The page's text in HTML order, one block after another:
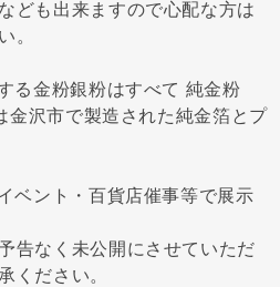
ども出来ますので心配な方は
。
る金粉銀粉はすべて 純金粉
沢市で製造された純金箔とプ
ベント・百貨店催事等で展示
告なく未公開にさせていただ
ください。